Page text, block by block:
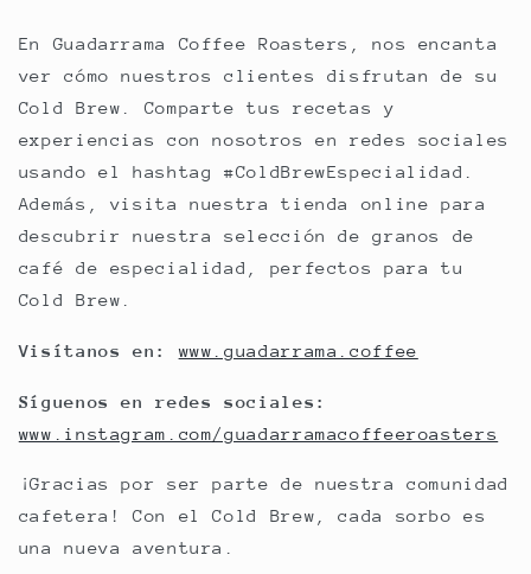
En Guadarrama Coffee Roasters, nos encanta
ver cómo nuestros clientes disfrutan de su
Cold Brew. Comparte tus recetas y
experiencias con nosotros en redes sociales
usando el hashtag #ColdBrewEspecialidad.
Además, visita nuestra tienda online para
descubrir nuestra selección de granos de
café de especialidad, perfectos para tu
Cold Brew.
Visítanos en: www.guadarrama.coffee
Síguenos en redes sociales:
www.instagram.com/guadarramacoffeeroasters
¡Gracias por ser parte de nuestra comunidad
cafetera! Con el Cold Brew, cada sorbo es
una nueva aventura.